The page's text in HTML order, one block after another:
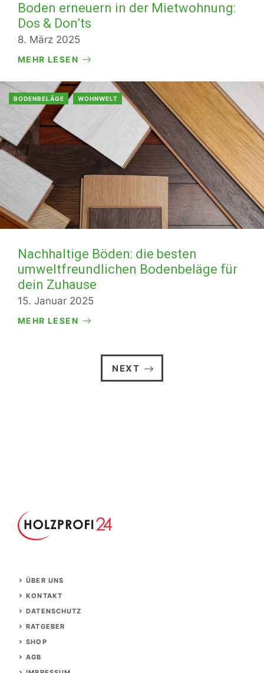
Boden erneuern in der Mietwohnung:
Dos & Don’ts
8. März 2025
MEHR LESEN
BODENBELÄGE WOHNWELT
Nachhaltige Böden: die besten
umweltfreundlichen Bodenbeläge für
dein Zuhause
15. Januar 2025
MEHR LESEN
NEXT
ÜBER UNS
KONTAKT
DATENSCHUTZ
RATGEBER
SHOP
AGB